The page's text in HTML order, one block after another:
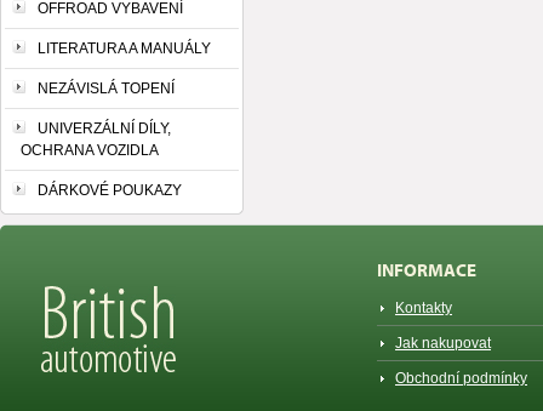
OFFROAD VYBAVENÍ
LITERATURA A MANUÁLY
NEZÁVISLÁ TOPENÍ
UNIVERZÁLNÍ DÍLY,
OCHRANA VOZIDLA
DÁRKOVÉ POUKAZY
INFORMACE
Kontakty
Jak nakupovat
Obchodní podmínky